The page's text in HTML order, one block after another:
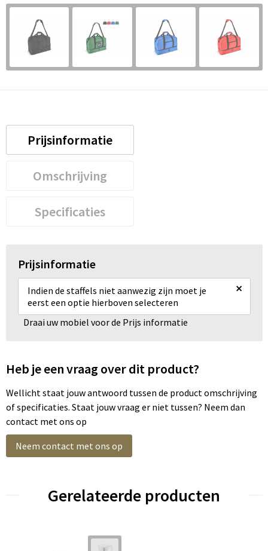
Prijsinformatie
Omschrijving
Specificaties
Prijsinformatie
Indien de staffels niet aanwezig zijn moet je
eerst een optie hierboven selecteren
×
Draai uw mobiel voor de Prijs informatie
Heb je een vraag over dit product?
Wellicht staat jouw antwoord tussen de product omschrijving
of specificaties. Staat jouw vraag er niet tussen? Neem dan
contact met ons op
Neem contact met ons op
Gerelateerde producten